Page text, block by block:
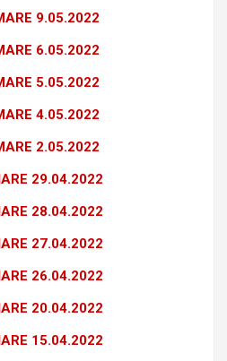
9.05.2022
6.05.2022
5.05.2022
4.05.2022
2.05.2022
29.04.2022
28.04.2022
27.04.2022
26.04.2022
20.04.2022
15.04.2022